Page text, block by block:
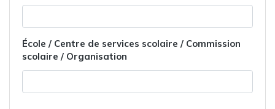
École / Centre de services scolaire / Commission
scolaire / Organisation